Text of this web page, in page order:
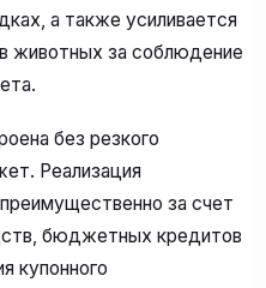
а также усиливается
животных за соблюдение
без резкого
Реализация
за счет
бюджетных кредитов
купонного